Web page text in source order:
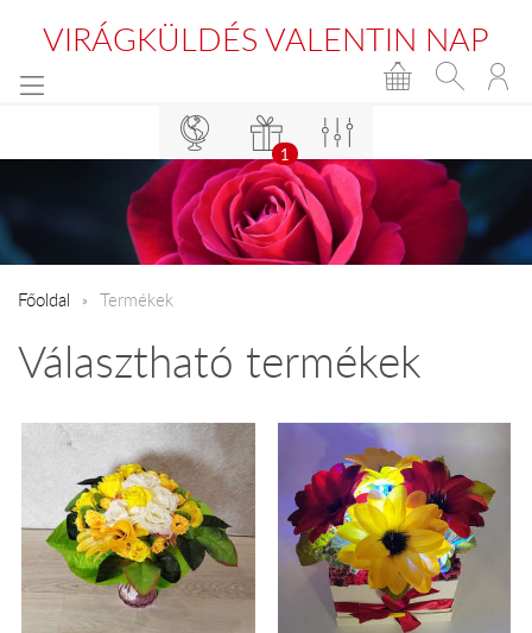
VIRÁGKÜLDÉS VALENTIN NAP
1
Főoldal Termékek
Választható termékek